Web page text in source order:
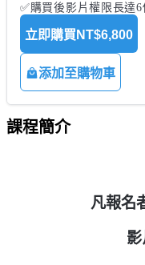
✅購買後影片權限長達6
立即購買 NT$6,800
添加至購物車
課程簡介
凡報名